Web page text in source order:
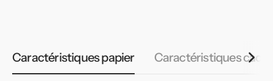
Caractéristiques papier Caractéristiques cadre